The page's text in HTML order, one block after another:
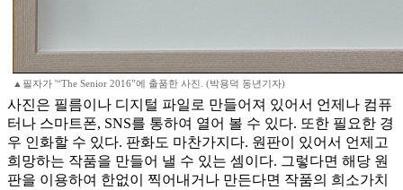
▲필자가 '“The Senior 2016”에 출품한 사진. (박용덕 동년기자)
사진은 필름이나 디지털 파일로 만들어져 있어서 언제나 컴퓨
터나 스마트폰, SNS를 통하여 열어 볼 수 있다. 또한 필요한 경
우 인화할 수 있다. 판화도 마찬가지다. 원판이 있어서 언제고
희망하는 작품을 만들어 낼 수 있는 셈이다. 그렇다면 해당 원
판을 이용하여 한없이 찍어내거나 만든다면 작품의 희소가치